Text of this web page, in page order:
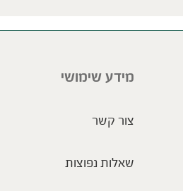
מידע שימושי
צור קשר
שאלות נפוצות